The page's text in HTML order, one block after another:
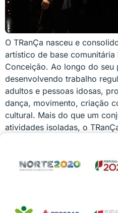
O TRanÇa nasceu e
artístico de base
Conceição. Ao longo do seu
desenvolvendo trabalho
adultos e pessoas idosas,
dança, movimento, criação
cultural. Mais do que um
atividades isoladas, o